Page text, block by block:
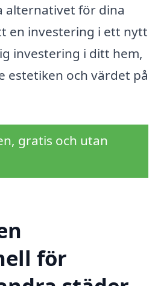
alternativet för dina
en investering i ett nytt
investering i ditt hem,
estetiken och värdet på
gratis och utan
för